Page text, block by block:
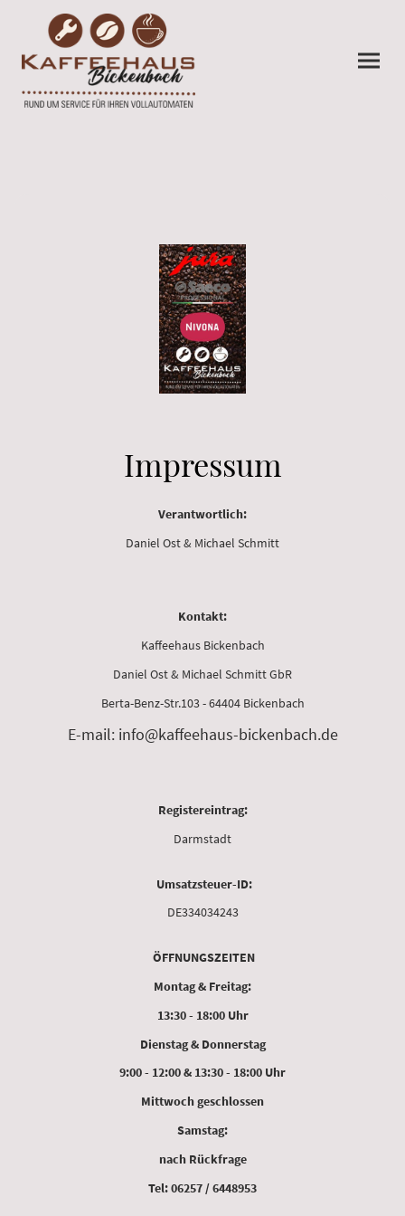
Impressum
Verantwortlich:
Daniel Ost & Michael Schmitt
Kontakt:
Kaffeehaus Bickenbach
Daniel Ost & Michael Schmitt GbR
Berta-Benz-Str.103 - 64404 Bickenbach
E-mail: info@kaffeehaus-bickenbach.de
Registereintrag:
Darmstadt
Umsatzsteuer-ID:
DE334034243
ÖFFNUNGSZEITEN
Montag & Freitag:
13:30 - 18:00 Uhr
Dienstag & Donnerstag
9:00 - 12:00 & 13:30 - 18:00 Uhr
Mittwoch geschlossen
Samstag:
nach Rückfrage
Tel: 06257 / 6448953